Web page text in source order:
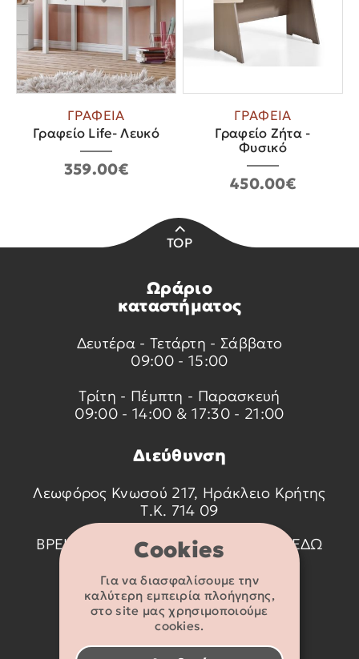
Cookies
Για να διασφαλίσουμε την
καλύτερη εμπειρία πλοήγησης,
στο site μας χρησιμοποιούμε
cookies.
ΓΡΑΦΕΙΑ
Γραφείο Life- Λευκό
359.00€
ΓΡΑΦΕΙΑ
Γραφείο Ζήτα -
Φυσικό
450.00€
TOP
Ωράριο
καταστήματος
Δευτέρα - Τετάρτη - Σάββατο
09:00 - 15:00
Τρίτη - Πέμπτη - Παρασκευή
09:00 - 14:00 & 17:30 - 21:00
Διεύθυνση
Λεωφόρος Κνωσού 217, Ηράκλειο Κρήτης
Τ.Κ. 714 09
ΒΡΕΙΤΕ ΜΑΣ ΣΤΟ ΧΑΡΤΗ ΠΑΤΩΝΤΑΣ
ΕΔΩ
Στοιχεία
επικοινωνίας
2810 233095